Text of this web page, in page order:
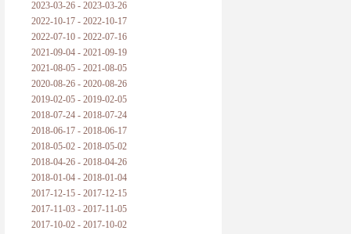
2023-03-26 - 2023-03-26
2022-10-17 - 2022-10-17
2022-07-10 - 2022-07-16
2021-09-04 - 2021-09-19
2021-08-05 - 2021-08-05
2020-08-26 - 2020-08-26
2019-02-05 - 2019-02-05
2018-07-24 - 2018-07-24
2018-06-17 - 2018-06-17
2018-05-02 - 2018-05-02
2018-04-26 - 2018-04-26
2018-01-04 - 2018-01-04
2017-12-15 - 2017-12-15
2017-11-03 - 2017-11-05
2017-10-02 - 2017-10-02